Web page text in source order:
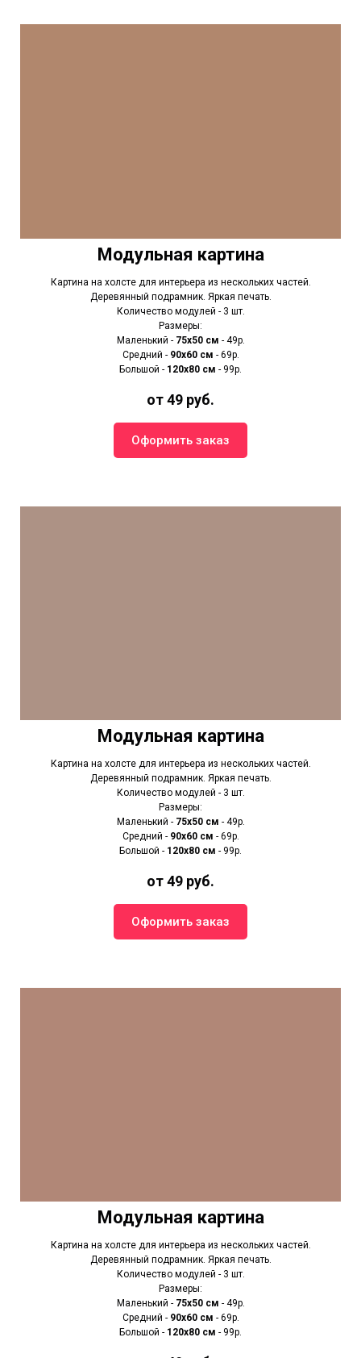
Модульная картина
Картина на холсте для интерьера из нескольких частей.
Деревянный подрамник. Яркая печать.
Количество модулей - 3 шт.
Размеры:
Маленький - 75х50 см - 49р.
Средний - 90x60 см - 69р.
Большой - 120х80 см - 99р.
от 49 руб.
Оформить заказ
Модульная картина
Картина на холсте для интерьера из нескольких частей.
Деревянный подрамник. Яркая печать.
Количество модулей - 3 шт.
Размеры:
Маленький - 75х50 см - 49р.
Средний - 90x60 см - 69р.
Большой - 120х80 см - 99р.
от 49 руб.
Оформить заказ
Модульная картина
Картина на холсте для интерьера из нескольких частей.
Деревянный подрамник. Яркая печать.
Количество модулей - 3 шт.
Размеры:
Маленький - 75х50 см - 49р.
Средний - 90x60 см - 69р.
Большой - 120х80 см - 99р.